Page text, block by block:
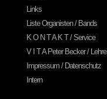
Links
Liste Organisten / Bands
K O N T A K T / Service
V I T A Peter Becker / Lehre
Impressum / Datenschutz
Intern